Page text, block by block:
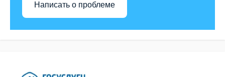
Написать о проблеме